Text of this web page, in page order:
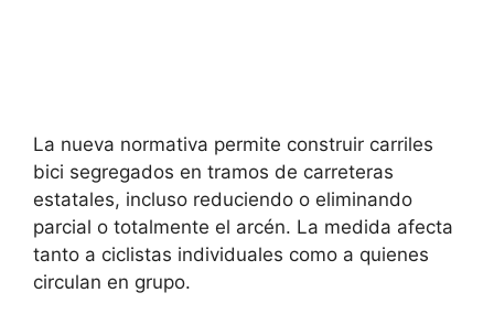
La nueva normativa permite construir carriles
bici segregados en tramos de carreteras
estatales, incluso reduciendo o eliminando
parcial o totalmente el arcén. La medida afecta
tanto a ciclistas individuales como a quienes
circulan en grupo.